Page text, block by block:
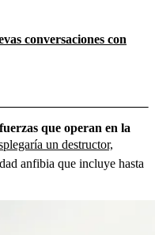
conversaciones con
que operan en la
un destructor,
anfibia que incluye hasta